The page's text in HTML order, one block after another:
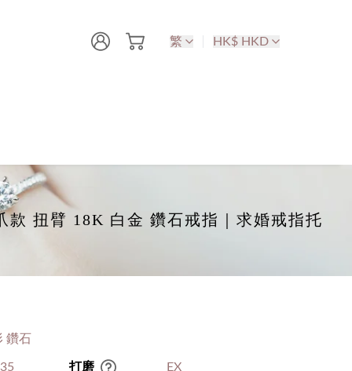
繁 HK$ HKD
扭臂 18K 白金 鑽石戒指｜求婚戒指托
鑽石
打磨 EX